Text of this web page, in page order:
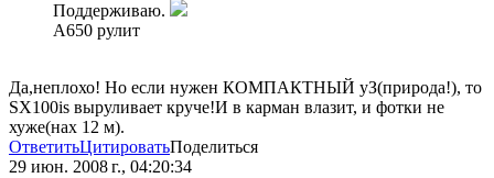
Поддерживаю.
А650 рулит
Да,неплохо! Но если нужен КОМПАКТНЫЙ уЗ(природа!), то
SX100is выруливает круче!И в карман влазит, и фотки не
хуже(нах 12 м).
ОтветитьЦитироватьПоделиться
29 июн. 2008 г., 04:20:34